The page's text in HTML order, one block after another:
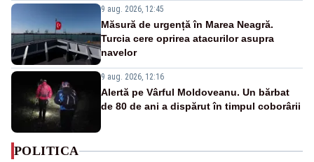
9 aug. 2026, 12:45
Măsură de urgență în Marea Neagră.
Turcia cere oprirea atacurilor asupra
navelor
9 aug. 2026, 12:16
Alertă pe Vârful Moldoveanu. Un bărbat
de 80 de ani a dispărut în timpul coborârii
POLITICA